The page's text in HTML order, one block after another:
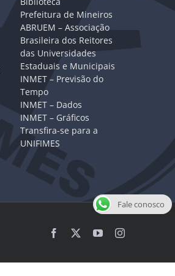
Prefeitura de Mineiros
ABRUEM – Associação
Brasileira dos Reitores
das Universidades
Estaduais e Municipais
INMET – Previsão do
Tempo
INMET – Dados
INMET – Gráficos
Transfira-se para a
UNIFIMES
Facebook YouTubeInstagram
Fale conosco